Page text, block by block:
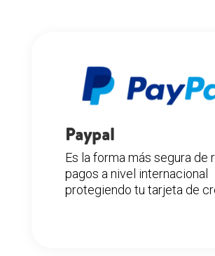
Paypal
Es la forma más segura de
pagos a nivel internacional
protegiendo tu tarjeta de